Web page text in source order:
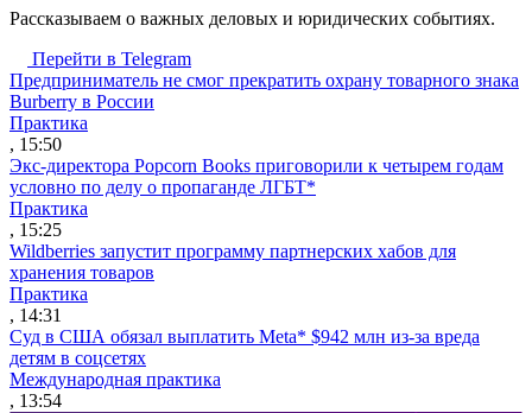
Рассказываем о важных деловых и юридических событиях.
Перейти в Telegram
Предприниматель не смог прекратить охрану товарного знака
Burberry в России
Практика
, 15:50
Экс-директора Popcorn Books приговорили к четырем годам
условно по делу о пропаганде ЛГБТ*
Практика
, 15:25
Wildberries запустит программу партнерских хабов для
хранения товаров
Практика
, 14:31
Суд в США обязал выплатить Meta* $942 млн из-за вреда
детям в соцсетях
Международная практика
, 13:54